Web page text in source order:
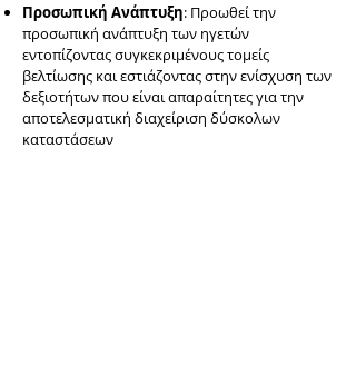
Προσωπική Ανάπτυξη: Προωθεί την
προσωπική ανάπτυξη των ηγετών
εντοπίζοντας συγκεκριμένους τομείς
βελτίωσης και εστιάζοντας στην ενίσχυση των
δεξιοτήτων που είναι απαραίτητες για την
αποτελεσματική διαχείριση δύσκολων
καταστάσεων